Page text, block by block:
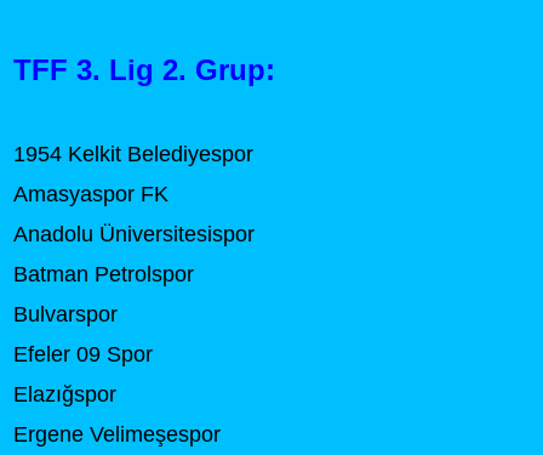
TFF 3. Lig 2. Grup:
1954 Kelkit Belediyespor
Amasyaspor FK
Anadolu Üniversitesispor
Batman Petrolspor
Bulvarspor
Efeler 09 Spor
Elazığspor
Ergene Velimeşespor